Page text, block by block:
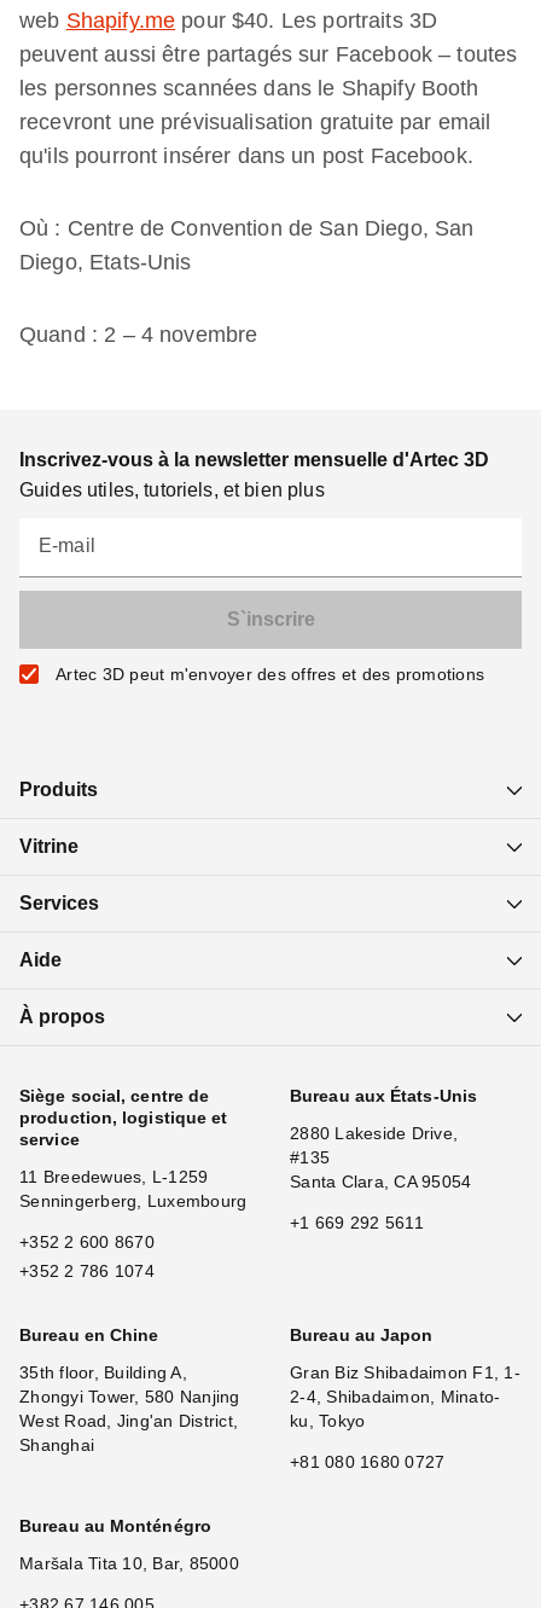
web Shapify.me pour $40. Les portraits 3D
peuvent aussi être partagés sur Facebook – toutes
les personnes scannées dans le Shapify Booth
recevront une prévisualisation gratuite par email
qu'ils pourront insérer dans un post Facebook.
Où : Centre de Convention de San Diego, San
Diego, Etats-Unis
Quand : 2 – 4 novembre
Inscrivez-vous à la newsletter mensuelle d'Artec 3D
Guides utiles, tutoriels, et bien plus
E-mail
Artec 3D peut m'envoyer des offres et des promotions
Produits
Vitrine
Services
Aide
À propos
Siège social, centre de
production, logistique et
service
11 Breedewues, L-1259
Senningerberg, Luxembourg
+352 2 600 8670
+352 2 786 1074
Bureau aux États-Unis
2880 Lakeside Drive,
#135
Santa Clara, CA 95054
+1 669 292 5611
Bureau en Chine
35th floor, Building A,
Zhongyi Tower, 580 Nanjing
West Road, Jing'an District,
Shanghai
Bureau au Japon
Gran Biz Shibadaimon F1, 1-
2-4, Shibadaimon, Minato-
ku, Tokyo
+81 080 1680 0727
Bureau au Monténégro
Maršala Tita 10, Bar, 85000